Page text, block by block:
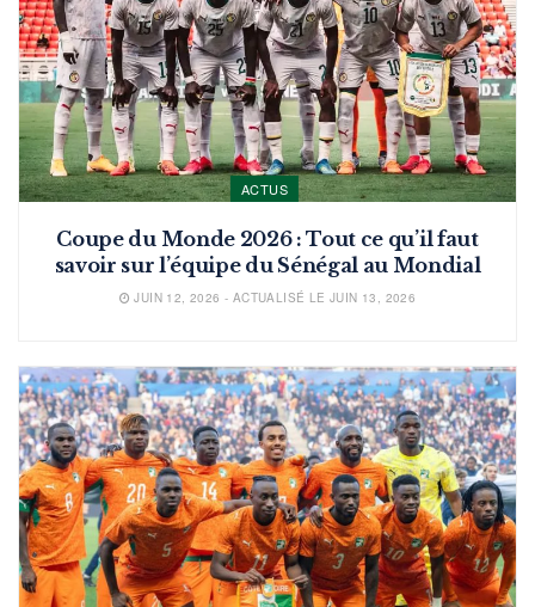
ACTUS
Coupe du Monde 2026 : Tout ce qu’il faut
savoir sur l’équipe du Sénégal au Mondial
JUIN 12, 2026 - ACTUALISÉ LE JUIN 13, 2026